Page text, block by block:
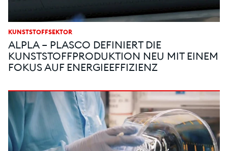
KUNSTSTOFFSEKTOR
ALPLA – PLASCO DEFINIERT DIE
KUNSTSTOFFPRODUKTION NEU MIT EINEM
FOKUS AUF ENERGIEEFFIZIENZ